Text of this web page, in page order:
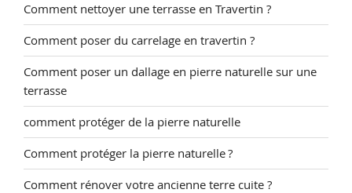
Comment nettoyer une terrasse en Travertin ?
Comment poser du carrelage en travertin ?
Comment poser un dallage en pierre naturelle sur une
terrasse
comment protéger de la pierre naturelle
Comment protéger la pierre naturelle ?
Comment rénover votre ancienne terre cuite ?